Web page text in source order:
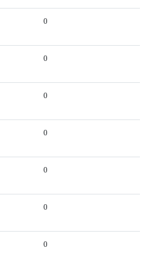
0
0
0
0
0
0
0